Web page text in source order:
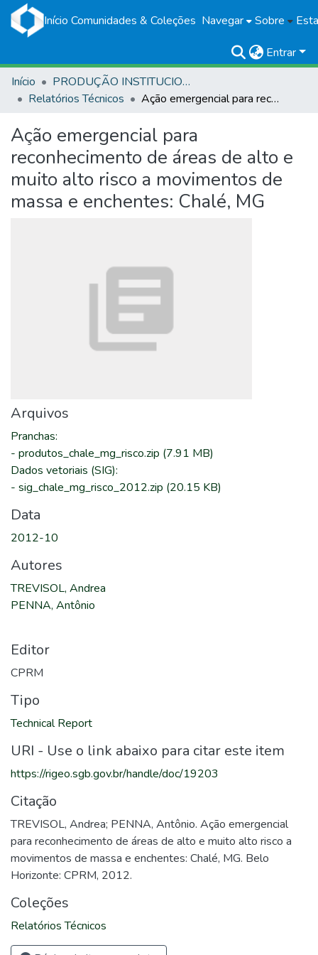
Início Comunidades & Coleções Navegar Sobre
Entrar
Início
PRODUÇÃO INSTITUCIONAL
Relatórios Técnicos
Ação emergencial para reconhecimento de áreas de alto e muito alto risco a movimentos de massa e enchentes: Chalé, MG
Ação emergencial para
reconhecimento de áreas de alto e
muito alto risco a movimentos de
massa e enchentes: Chalé, MG
Arquivos
Pranchas:
- produtos_chale_mg_risco.zip (7.91 MB)
Dados vetoriais (SIG):
- sig_chale_mg_risco_2012.zip (20.15 KB)
Data
2012-10
Autores
TREVISOL, Andrea
PENNA, Antônio
Editor
CPRM
Tipo
Technical Report
URI - Use o link abaixo para citar este item
https://rigeo.sgb.gov.br/handle/doc/19203
Citação
TREVISOL, Andrea; PENNA, Antônio. Ação emergencial
para reconhecimento de áreas de alto e muito alto risco a
movimentos de massa e enchentes: Chalé, MG. Belo
Horizonte: CPRM, 2012.
Coleções
Relatórios Técnicos